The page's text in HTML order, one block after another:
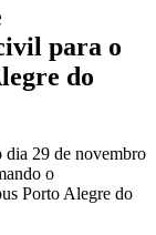
para o
do
29 de novembro
o
Porto Alegre do